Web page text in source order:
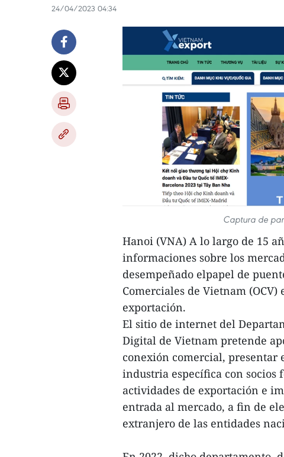
24/04/2023 04:34
Captura de
Hanoi (VNA) A lo largo de 15
informaciones sobre los
desempeñado elpapel de
Comerciales de Vietnam
exportación.
El sitio de internet del
Digital de Vietnam pretende
conexión comercial, presentar
industria específica con socios
actividades de exportación e
entrada al mercado, a fin de
extranjero de las entidades